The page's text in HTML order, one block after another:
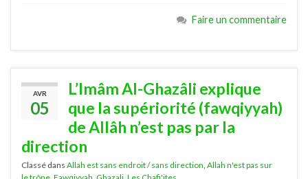
Faire un commentaire
AVR
05
L’Imâm Al-Ghazâli explique
que la supériorité (fawqiyyah)
de Allâh n’est pas par la
direction
Classé dans Allah est sans endroit / sans direction, Allah n'est pas sur